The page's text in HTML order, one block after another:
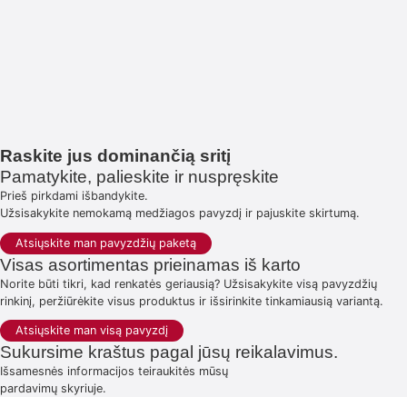
Raskite jus dominančią sritį
Pamatykite, palieskite ir nuspręskite
Prieš pirkdami išbandykite.
Užsisakykite nemokamą medžiagos pavyzdį ir pajuskite skirtumą.
Atsiųskite man pavyzdžių paketą
Visas asortimentas prieinamas iš karto
Norite būti tikri, kad renkatės geriausią? Užsisakykite visą pavyzdžių
rinkinį, peržiūrėkite visus produktus ir išsirinkite tinkamiausią variantą.
Atsiųskite man visą pavyzdį
Sukursime kraštus pagal jūsų reikalavimus.
Išsamesnės informacijos teiraukitės mūsų
pardavimų skyriuje.